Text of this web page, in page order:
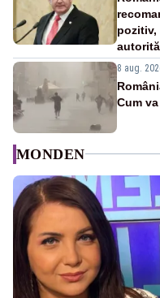
pozitiv,
8 aug.
Cum
MONDEN